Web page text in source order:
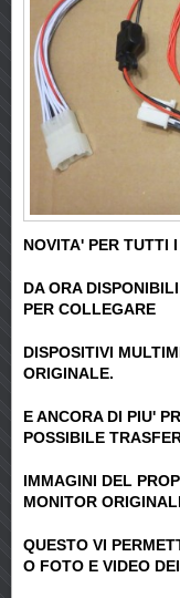
NOVITA' PER TUTTI
DA ORA
PER COLLEGARE
DISPOSITIVI
ORIGINALE.
E ANCORA DI PIU'
POSSIBILE
IMMAGINI DEL
MONITOR
QUESTO VI
O FOTO E VIDEO DEI